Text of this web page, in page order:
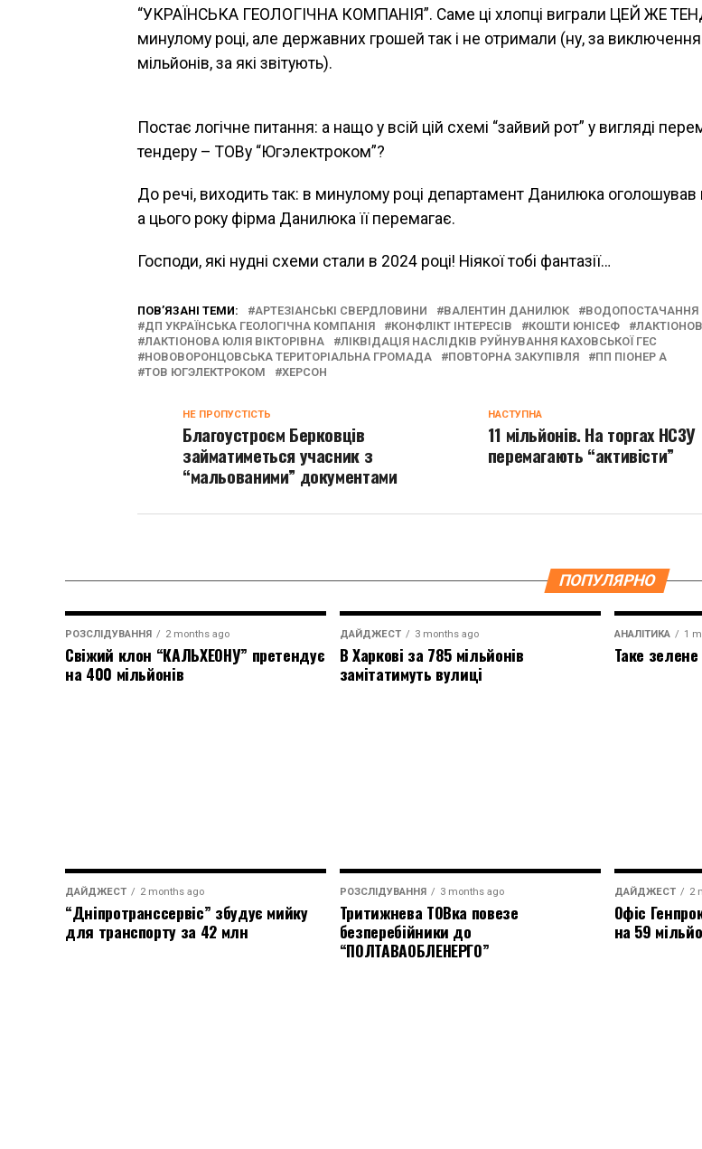
“УКРАЇНСЬКА ГЕОЛОГІЧНА КОМПАНІЯ”. Саме ці хлопці виграли ЦЕЙ ЖЕ
минулому році, але державних грошей так і не отримали (ну, за
мільйонів, за які звітують).
Постає логічне питання: а нащо у всій цій схемі “зайвий рот” у вигляді
тендеру – ТОВу “Югэлектроком”?
До речі, виходить так: в минулому році департамент Данилюка оголошував
а цього року фірма Данилюка її перемагає.
Господи, які нудні схеми стали в 2024 році! Ніякої тобі фантазії…
ПОВ’ЯЗАНІ ТЕМИ: АРТЕЗІАНСЬКІ СВЕРДЛОВИНИ ВАЛЕНТИН ДАНИЛЮК
ВОДОПОСТАЧАННЯ
ДП УКРАЇНСЬКА ГЕОЛОГІЧНА КОМПАНІЯ
КОНФЛІКТ ІНТЕРЕСІВ КОШТИ ЮНІСЕФ
ЛАКТІОНОВА ЮЛІЯ ВІКТОРІВНА
ЛІКВІДАЦІЯ НАСЛІДКІВ РУЙНУВАННЯ КАХОВСЬКОЇ ГЕС
НОВОВОРОНЦОВСЬКА ТЕРИТОРІАЛЬНА ГРОМАДА
ПОВТОРНА ЗАКУПІВЛЯ
ПП ПІОНЕР А
ТОВ ЮГЭЛЕКТРОКОМ
ХЕРСОН
НАСТУПНА
11 мільйонів. На торгах НСЗУ
перемагають “активісти”
НЕ ПРОПУСТІСТЬ
Благоустроєм Берковців
займатиметься учасник з
“мальованими” документами
ПОПУЛЯРНО
РОЗСЛІДУВАННЯ 2 months ago
Свіжий клон “КАЛЬХЕОНУ” претендує
на 400 мільйонів
ДАЙДЖЕСТ 3 months ago
В Харкові за 785 мільйонів
замітатимуть вулиці
АНАЛІТИКА 1
Таке
ДАЙДЖЕСТ 2 months ago
“Дніпротранссервіс” збудує мийку
для транспорту за 42 млн
РОЗСЛІДУВАННЯ 3 months ago
Тритижнева ТОВка повезе
безперебійники до
“ПОЛТАВАОБЛЕНЕРГО”
ДАЙДЖЕСТ 2
Офіс
на 59